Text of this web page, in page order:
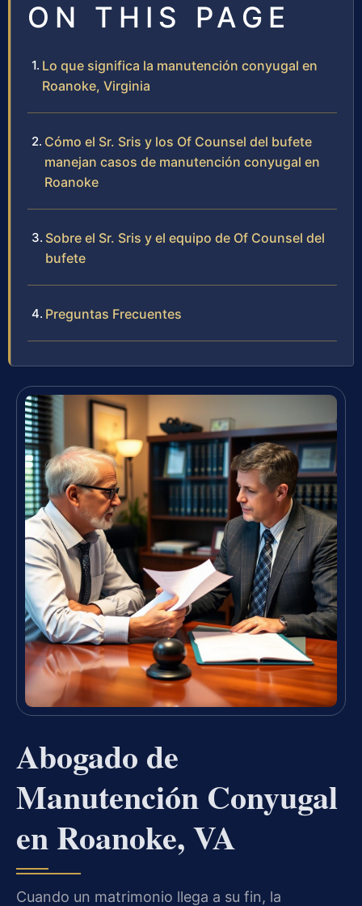
ON THIS PAGE
Lo que significa la manutención conyugal en
Roanoke, Virginia
Cómo el Sr. Sris y los Of Counsel del bufete
manejan casos de manutención conyugal en
Roanoke
Sobre el Sr. Sris y el equipo de Of Counsel del
bufete
Preguntas Frecuentes
Abogado de
Manutención Conyugal
en Roanoke, VA
Cuando un matrimonio llega a su fin, la